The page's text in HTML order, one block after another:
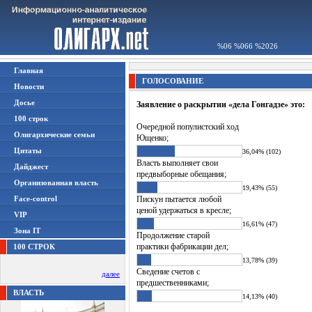
%06 %066 %2026
Главная
Новости
Досье
100 строк
Олигархические семьи
Цитаты
Дайджест
Организованная власть
Face-control
VIP
Зона IT
100 СТРОК
далее
ВЛАСТЬ
ГОЛОСОВАНИЕ
Заявление о раскрытии «дела Гонгадзе» это:
Очередной популистский ход
Ющенко;
36,04% (102)
Власть выполняет свои
предвыборные обещания;
19,43% (55)
Пискун пытается любой
ценой удержаться в кресле;
16,61% (47)
Продолжение старой
практики фабрикации дел;
13,78% (39)
Сведение счетов с
предшественниками;
14,13% (40)